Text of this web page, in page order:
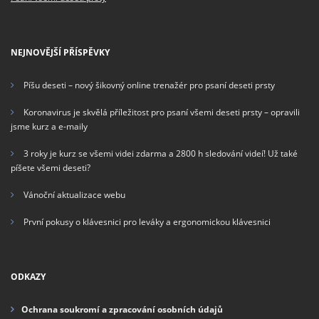
NEJNOVĚJŠÍ PŘÍSPĚVKY
Píšu deseti – nový šikovný online trenažér pro psaní deseti prsty
Koronavirus je skvělá příležitost pro psaní všemi deseti prsty – opravili
jsme kurz a e-maily
3 roky je kurz se všemi videi zdarma a 2800 h sledování videí! Už také
píšete všemi deseti?
Vánoční aktualizace webu
První pokusy o klávesnici pro leváky a ergonomickou klávesnici
ODKAZY
Ochrana soukromí a zpracování osobních údajů